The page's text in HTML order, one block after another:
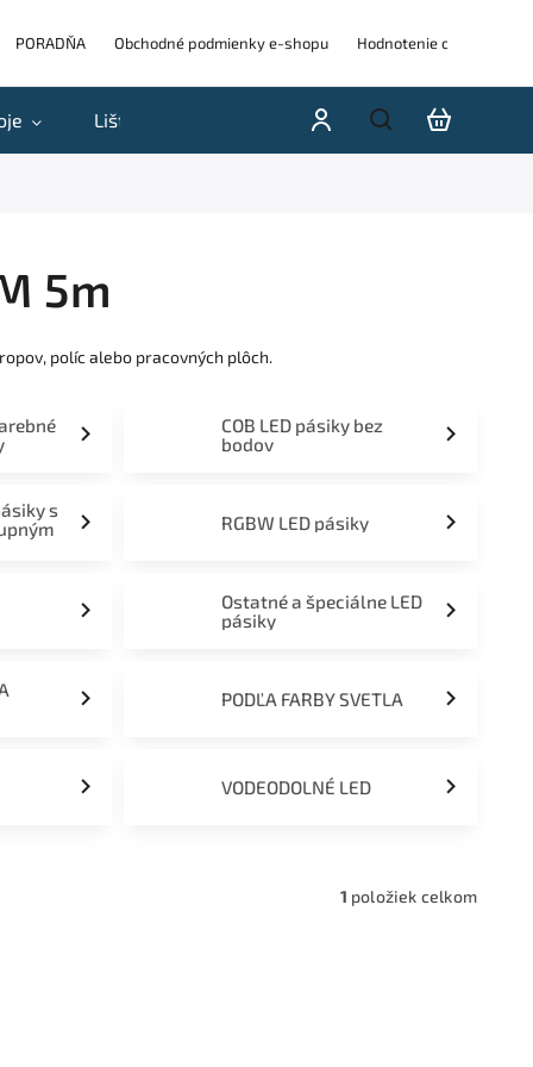
PORADŇA Obchodné podmienky e-shopu Hodnotenie obchodu
Lišty Akcie a výpredaje Blog
5m
políc alebo pracovných plôch.
COB LED pásiky bez
bodov
s
RGBW LED pásiky
Ostatné a špeciálne LED
pásiky
PODĽA FARBY SVETLA
VODEODOLNÉ LED
1 položiek celkom